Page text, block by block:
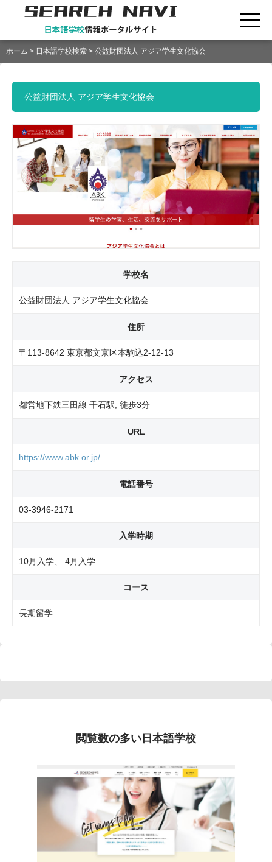
ホーム > 日本語学校検索 > 公益財団法人 アジア学生文化協会
公益財団法人 アジア学生文化協会
学校名
公益財団法人 アジア学生文化協会
住所
〒113-8642 東京都文京区本駒込2-12-13
アクセス
都営地下鉄三田線 千石駅, 徒歩3分
URL
https://www.abk.or.jp/
電話番号
03-3946-2171
入学時期
10月入学 4月入学
コース
長期留学
閲覧数の多い日本語学校